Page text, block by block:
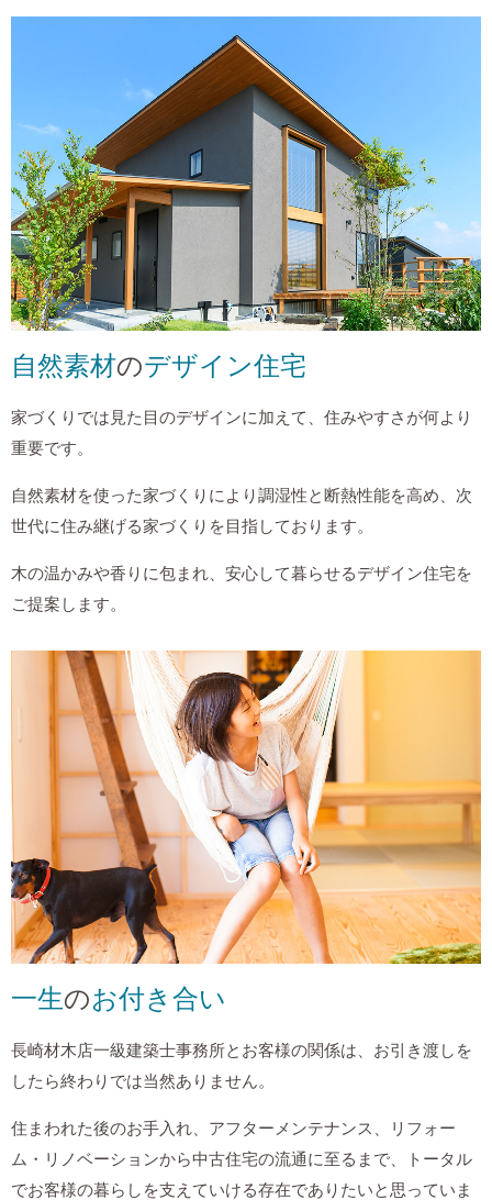
自然素材のデザイン住宅
家づくりでは見た目のデザインに加えて、住みやすさが何より
重要です。
自然素材を使った家づくりにより調湿性と断熱性能を高め、次
世代に住み継げる家づくりを目指しております。
木の温かみや香りに包まれ、安心して暮らせるデザイン住宅を
ご提案します。
一生のお付き合い
長崎材木店一級建築士事務所とお客様の関係は、お引き渡しを
したら終わりでは当然ありません。
住まわれた後のお手入れ、アフターメンテナンス、リフォー
ム・リノベーションから中古住宅の流通に至るまで、トータル
でお客様の暮らしを支えていける存在でありたいと思っていま